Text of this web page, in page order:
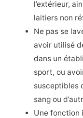
l’extérieur,
laitiers non
Ne pas se
avoir utilisé
dans un
sport, ou
susceptibles
sang ou
Une fonction